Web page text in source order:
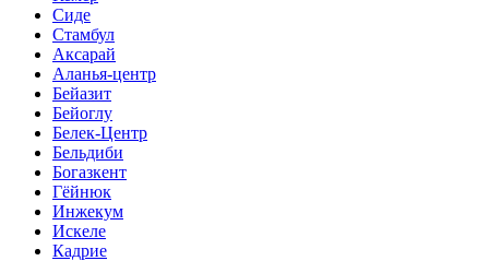
Сиде
Стамбул
Аксарай
Аланья-центр
Бейазит
Бейоглу
Белек-Центр
Бельдиби
Богазкент
Гёйнюк
Инжекум
Искеле
Кадрие